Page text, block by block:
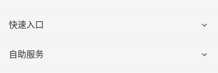
快速入口
自助服务